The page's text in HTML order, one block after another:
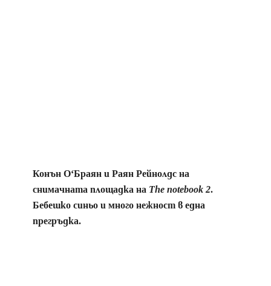
Конън О‘Браян и Раян Рейнолдс на
снимачната площадка на The notebook 2.
Бебешко синьо и много нежност в една
прегръдка.